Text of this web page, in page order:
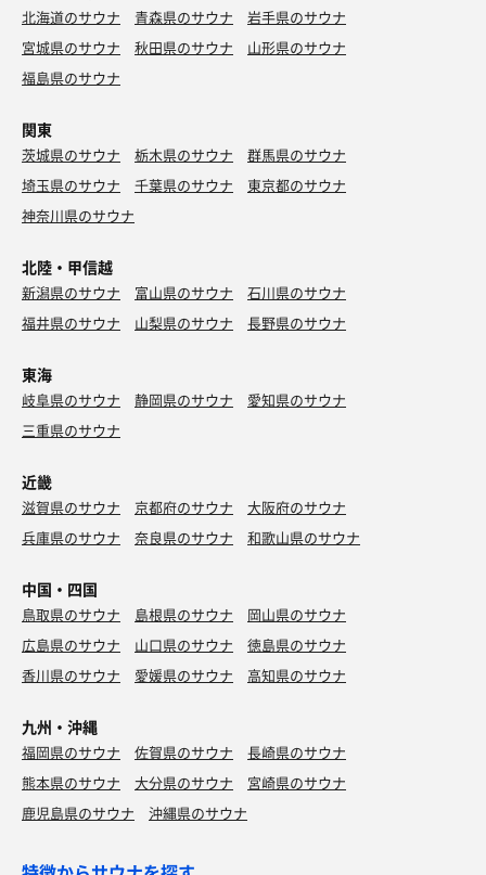
北海道のサウナ 青森県のサウナ
岩手県のサウナ
宮城県のサウナ
秋田県のサウナ
山形県のサウナ
福島県のサウナ
関東
茨城県のサウナ 栃木県のサウナ
群馬県のサウナ
埼玉県のサウナ
千葉県のサウナ
東京都のサウナ
神奈川県のサウナ
北陸・甲信越
新潟県のサウナ 富山県のサウナ
石川県のサウナ
福井県のサウナ
山梨県のサウナ 長野県のサウナ
東海
岐阜県のサウナ 静岡県のサウナ
愛知県のサウナ
三重県のサウナ
近畿
滋賀県のサウナ 京都府のサウナ
大阪府のサウナ
兵庫県のサウナ
奈良県のサウナ 和歌山県のサウナ
中国・四国
鳥取県のサウナ 島根県のサウナ
岡山県のサウナ
広島県のサウナ
山口県のサウナ
徳島県のサウナ
香川県のサウナ
愛媛県のサウナ 高知県のサウナ
九州・沖縄
福岡県のサウナ 佐賀県のサウナ
長崎県のサウナ
熊本県のサウナ
大分県のサウナ
宮崎県のサウナ
鹿児島県のサウナ
沖縄県のサウナ